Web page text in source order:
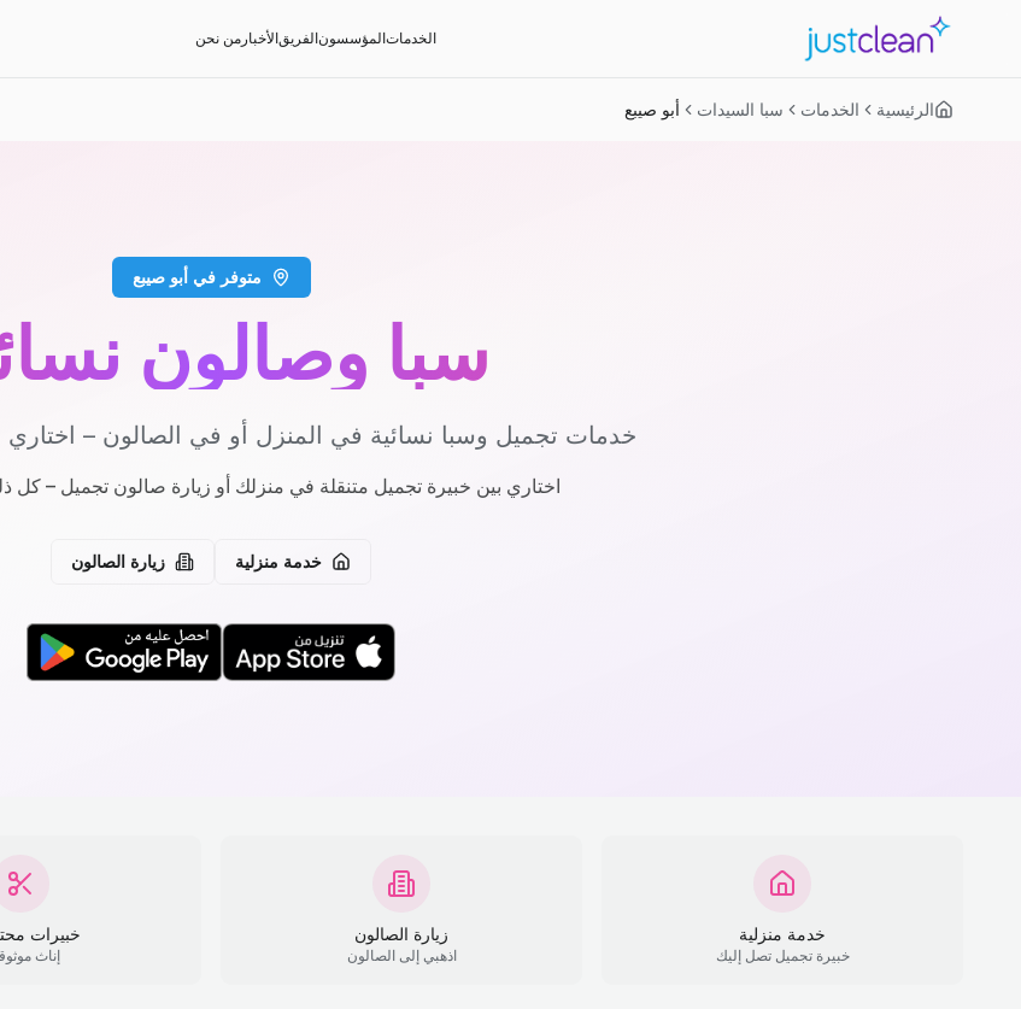
الخدماتالمؤسسونالفريقالأخبار من نحن
الرئيسية الخدمات سبا السيدات أبو صيبع
متوفر في أبو صيبع
سبا وصالون
خدمات تجميل وسبا نسائية في المنزل أو في الصالون –
اختاري بين خبيرة تجميل متنقلة في منزلك أو زيارة صالون تجميل –
خدمة منزلية زيارة الصالون
خدمة منزلية
خبيرة تجميل تصل إليك
زيارة الصالون
اذهبي إلى الصالون
خبيرات
إناث